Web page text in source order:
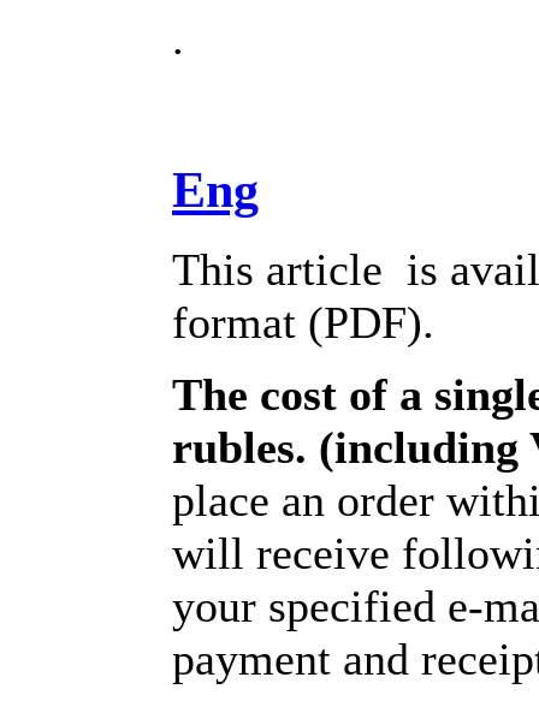
.
Eng
This article is
format (PDF).
The cost of a
rubles. (including
place an order
will receive
your specified e-
payment and